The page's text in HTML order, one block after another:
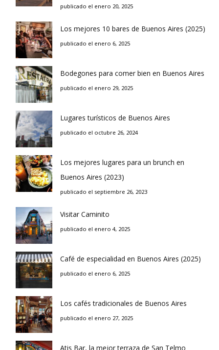
publicado el enero 20, 2025
Los mejores 10 bares de Buenos Aires (2025)
publicado el enero 6, 2025
Bodegones para comer bien en Buenos Aires
publicado el enero 29, 2025
Lugares turísticos de Buenos Aires
publicado el octubre 26, 2024
Los mejores lugares para un brunch en
Buenos Aires (2023)
publicado el septiembre 26, 2023
Visitar Caminito
publicado el enero 4, 2025
Café de especialidad en Buenos Aires (2025)
publicado el enero 6, 2025
Los cafés tradicionales de Buenos Aires
publicado el enero 27, 2025
Atis Bar, la mejor terraza de San Telmo